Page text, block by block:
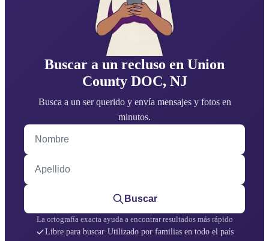
Buscar a un recluso en Union
County DOC, NJ
Busca a un ser querido y envía mensajes y fotos en
minutos.
Nombre
Apellido
Buscar
La ortografía exacta ayuda a encontrar resultados más rápido
Libre para buscar·Utilizado por familias en todo el país